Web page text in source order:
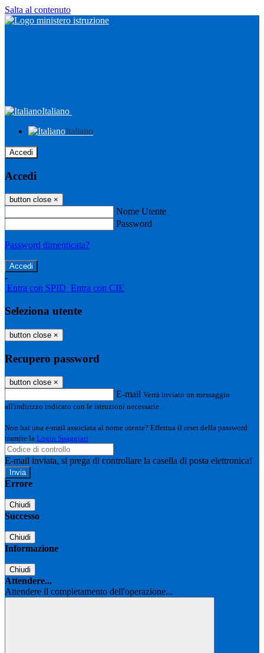
Salta al contenuto
Italiano
Italiano
Accedi
Accedi
button close ×
Nome Utente
Password
Password dimenticata?
-
Entra con SPID Entra con CIE
Seleziona utente
button close ×
Recupero password
button close ×
E-mail Verrà inviato un messaggio
all'indirizzo indicato con le istruzioni necessarie.
Non hai una e-mail associata al nome utente? Effettua il reset della password
tramite la Login Spaggiari
E-mail inviata, si prega di controllare la casella di posta elettronica!
Errore
Chiudi
Successo
Chiudi
Informazione
Chiudi
Attendere...
Attendere il completamento dell'operazione...